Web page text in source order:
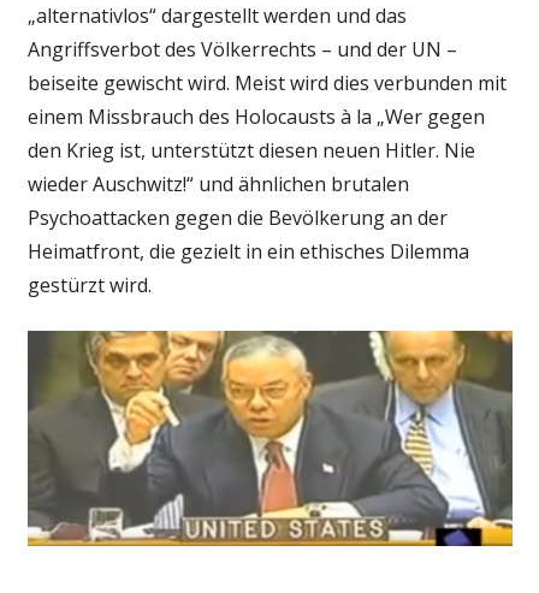
„alternativlos“ dargestellt werden und das
Angriffsverbot des Völkerrechts – und der UN –
beiseite gewischt wird. Meist wird dies verbunden mit
einem Missbrauch des Holocausts à la „Wer gegen
den Krieg ist, unterstützt diesen neuen Hitler. Nie
wieder Auschwitz!“ und ähnlichen brutalen
Psychoattacken gegen die Bevölkerung an der
Heimatfront, die gezielt in ein ethisches Dilemma
gestürzt wird.